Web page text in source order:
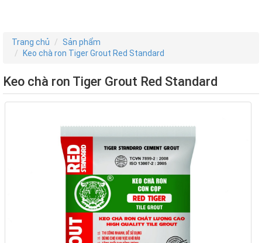
Trang chủ
Sản phẩm
Keo chà ron Tiger Grout Red Standard
Keo chà ron Tiger Grout Red Standard